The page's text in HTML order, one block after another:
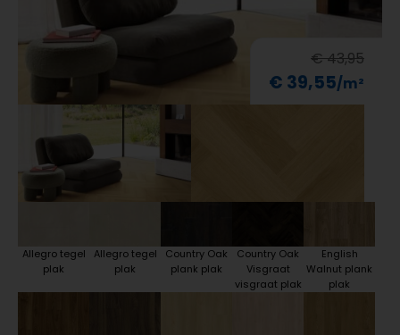
€ 43,95
€ 39,55
Allegro tegel
plak
Allegro tegel
plak
Country Oak
plank plak
Country Oak
Visgraat
visgraat plak
English
Walnut plank
plak